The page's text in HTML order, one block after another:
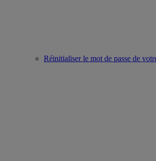
Réinitialiser le mot de passe de